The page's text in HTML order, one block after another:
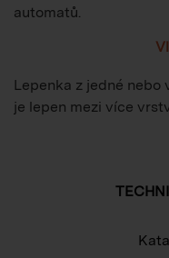
automatů.
Lepenka z jedné
je lepen mezi více